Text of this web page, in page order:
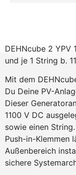
DEHNcube 2 YPV
und je 1 String b.
Mit dem
Du Deine PV-
Dieser
1100 V DC
sowie einen
Push-in-Klemmen
Außenbereich
sichere